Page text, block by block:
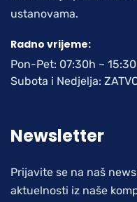
ustanovama.
Radno vrijeme:
Pon-Pet: 07:30h –
Subota i Nedjelja:
Newsletter
Prijavite se na naš
aktuelnosti iz naše